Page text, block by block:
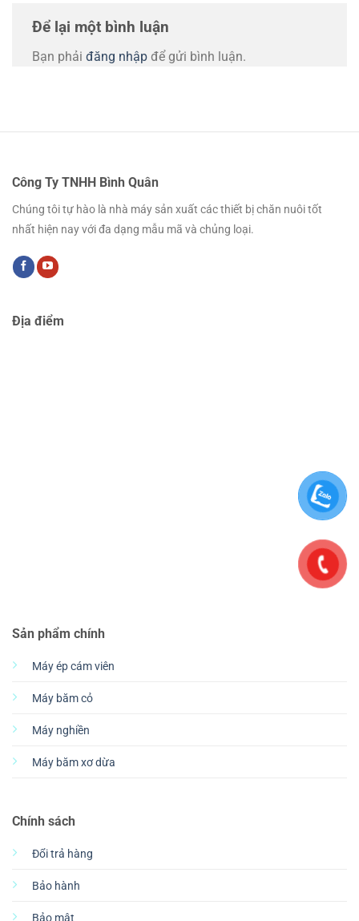
Để lại một bình luận
Bạn phải đăng nhập để gửi bình luận.
Công Ty TNHH Bình Quân
Chúng tôi tự hào là nhà máy sản xuất các thiết bị chăn nuôi tốt
nhất hiện nay với đa dạng mẫu mã và chủng loại.
Sản phẩm chính
Máy ép cám viên
Máy băm cỏ
Máy nghiền
Máy băm xơ dừa
Chính sách
Đổi trả hàng
Bảo hành
Bảo mật
Địa điểm